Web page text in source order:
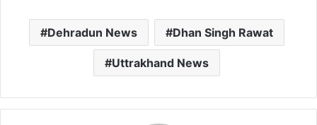
Dehradun News Dhan Singh Rawat
Uttrakhand News